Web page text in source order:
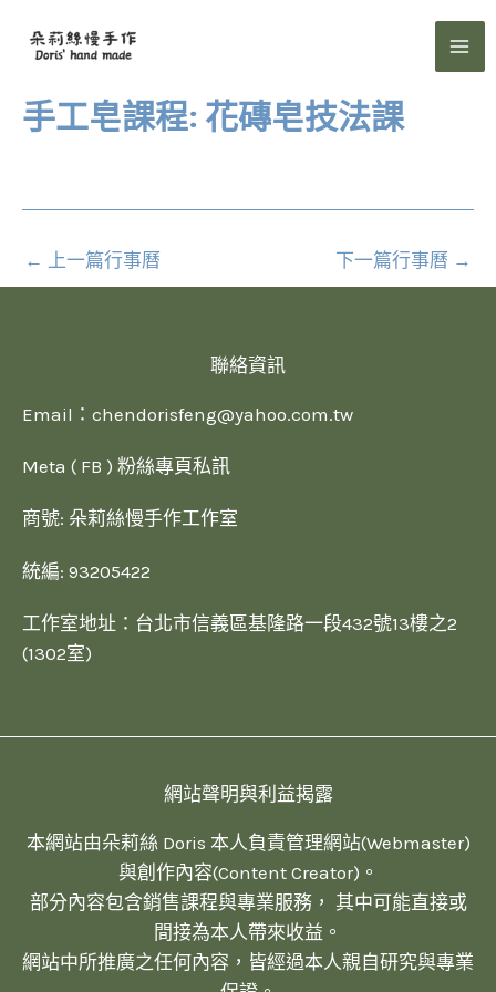
手工皂課程: 花磚皂技法課
← 上一篇行事曆 下一篇行事曆 →
聯絡資訊
Email： chendorisfeng@yahoo.com.tw
Meta ( FB ) 粉絲專頁私訊
商號: 朵莉絲慢手作工作室
統編: 93205422
工作室地址：台北市信義區基隆路一段432號13樓之2
(1302室)
網站聲明與利益揭露
本網站由朵莉絲 Doris 本人負責管理網站(Webmaster)
與創作內容(Content Creator)。
部分內容包含銷售課程與專業服務， 其中可能直接或
間接為本人帶來收益。
網站中所推廣之任何內容，皆經過本人親自研究與專業